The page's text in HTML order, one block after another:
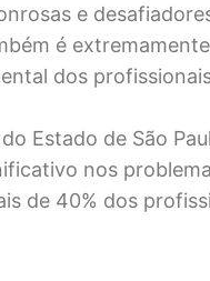
e
é extremamente
dos
Estado de São
nos
de 40% dos